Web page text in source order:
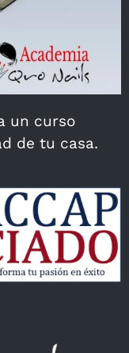
un curso
de tu casa.